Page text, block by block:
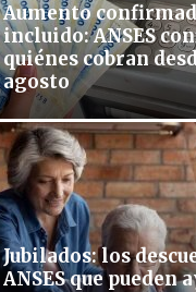
Aumento
incluido: ANSES
quiénes cobran
agosto
Jubilados: los
ANSES que pueden